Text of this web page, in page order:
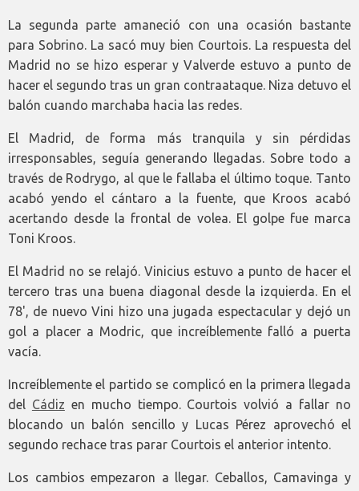
La segunda parte amaneció con una ocasión bastante
para Sobrino. La sacó muy bien Courtois. La respuesta del
Madrid no se hizo esperar y Valverde estuvo a punto de
hacer el segundo tras un gran contraataque. Niza detuvo el
balón cuando marchaba hacia las redes.
El Madrid, de forma más tranquila y sin pérdidas
irresponsables, seguía generando llegadas. Sobre todo a
través de Rodrygo, al que le fallaba el último toque. Tanto
acabó yendo el cántaro a la fuente, que Kroos acabó
acertando desde la frontal de volea. El golpe fue marca
Toni Kroos.
El Madrid no se relajó. Vinicius estuvo a punto de hacer el
tercero tras una buena diagonal desde la izquierda. En el
78', de nuevo Vini hizo una jugada espectacular y dejó un
gol a placer a Modric, que increíblemente falló a puerta
vacía.
Increíblemente el partido se complicó en la primera llegada
del Cádiz en mucho tiempo. Courtois volvió a fallar no
blocando un balón sencillo y Lucas Pérez aprovechó el
segundo rechace tras parar Courtois el anterior intento.
Los cambios empezaron a llegar. Ceballos, Camavinga y